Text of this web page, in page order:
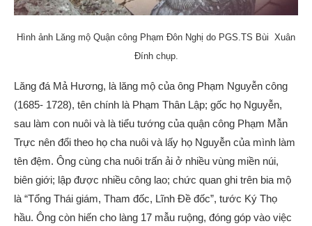
Hình ảnh Lăng mộ Quận công Phạm Đôn Nghị do PGS.TS Bùi Xuân
Đính chụp.
Lăng đá Mả Hương, là lăng mộ của ông Phạm Nguyễn công
(1685- 1728), tên chính là Phạm Thân Lập; gốc họ Nguyễn,
sau làm con nuôi và là tiểu tướng của quận công Phạm Mẫn
Trực nên đổi theo họ cha nuôi và lấy họ Nguyễn của mình làm
tên đệm. Ông cùng cha nuôi trấn ải ở nhiều vùng miền núi,
biên giới; lập được nhiều công lao; chức quan ghi trên bia mộ
là “Tổng Thái giám, Tham đốc, Lĩnh Đề đốc”, tước Ký Thọ
hầu. Ông còn hiến cho làng 17 mẫu ruộng, đóng góp vào việc